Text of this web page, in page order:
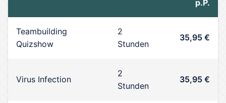
p.P.
Teambuilding
Quizshow
2
Stunden
35,95 €
Virus Infection
2
Stunden
35,95 €